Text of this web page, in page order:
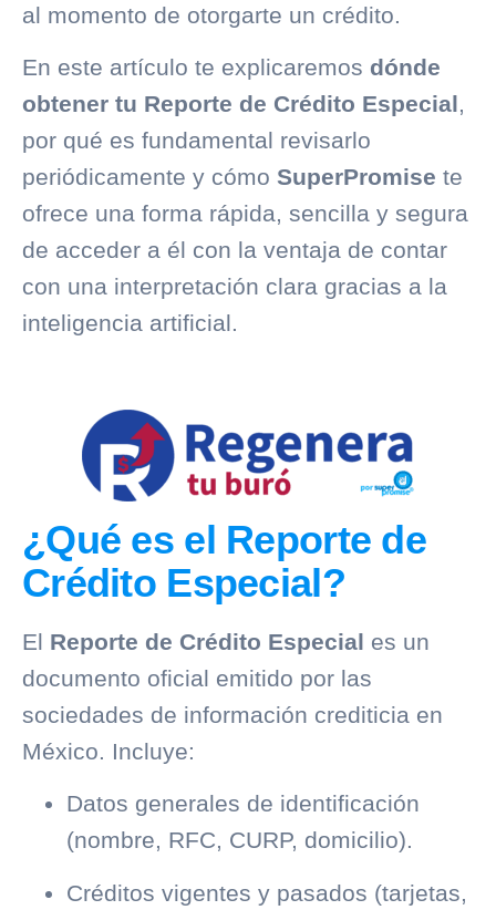
al momento de otorgarte un crédito.
En este artículo te explicaremos dónde
obtener tu Reporte de Crédito Especial,
por qué es fundamental revisarlo
periódicamente y cómo SuperPromise te
ofrece una forma rápida, sencilla y segura
de acceder a él con la ventaja de contar
con una interpretación clara gracias a la
inteligencia artificial.
¿Qué es el Reporte de
Crédito Especial?
El Reporte de Crédito Especial es un
documento oficial emitido por las
sociedades de información crediticia en
México. Incluye:
Datos generales de identificación
(nombre, RFC, CURP, domicilio).
Créditos vigentes y pasados (tarjetas,